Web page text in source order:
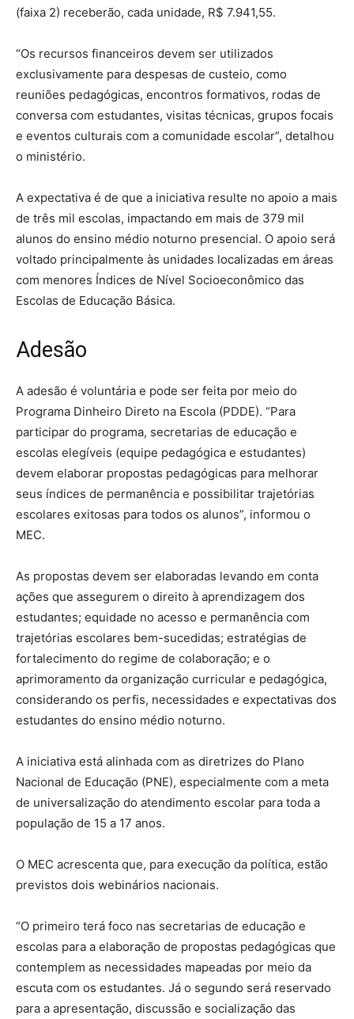
(faixa 2) receberão, cada unidade, R$ 7.941,55.
“Os recursos financeiros devem ser utilizados
exclusivamente para despesas de custeio, como
reuniões pedagógicas, encontros formativos, rodas de
conversa com estudantes, visitas técnicas, grupos focais
e eventos culturais com a comunidade escolar”, detalhou
o ministério.
A expectativa é de que a iniciativa resulte no apoio a mais
de três mil escolas, impactando em mais de 379 mil
alunos do ensino médio noturno presencial. O apoio será
voltado principalmente às unidades localizadas em áreas
com menores Índices de Nível Socioeconômico das
Escolas de Educação Básica.
Adesão
A adesão é voluntária e pode ser feita por meio do
Programa Dinheiro Direto na Escola (PDDE). “Para
participar do programa, secretarias de educação e
escolas elegíveis (equipe pedagógica e estudantes)
devem elaborar propostas pedagógicas para melhorar
seus índices de permanência e possibilitar trajetórias
escolares exitosas para todos os alunos”, informou o
MEC.
As propostas devem ser elaboradas levando em conta
ações que assegurem o direito à aprendizagem dos
estudantes; equidade no acesso e permanência com
trajetórias escolares bem-sucedidas; estratégias de
fortalecimento do regime de colaboração; e o
aprimoramento da organização curricular e pedagógica,
considerando os perfis, necessidades e expectativas dos
estudantes do ensino médio noturno.
A iniciativa está alinhada com as diretrizes do Plano
Nacional de Educação (PNE), especialmente com a meta
de universalização do atendimento escolar para toda a
população de 15 a 17 anos.
O MEC acrescenta que, para execução da política, estão
previstos dois webinários nacionais.
“O primeiro terá foco nas secretarias de educação e
escolas para a elaboração de propostas pedagógicas que
contemplem as necessidades mapeadas por meio da
escuta com os estudantes. Já o segundo será reservado
para a apresentação, discussão e socialização das